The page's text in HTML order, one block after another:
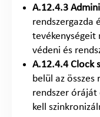
A.12.4.3
rendszergazda
tevékenységeit
védeni és
A.12.4.4 Clock
belül az
rendszer
kell